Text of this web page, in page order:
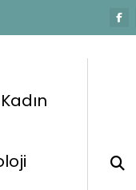
Kadın